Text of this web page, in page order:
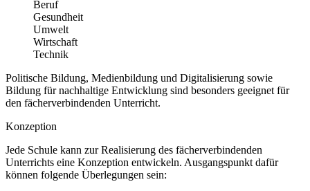
Beruf
Gesundheit
Umwelt
Wirtschaft
Technik
Politische Bildung, Medienbildung und Digitalisierung sowie
Bildung für nachhaltige Entwicklung sind besonders geeignet für
den fächerverbindenden Unterricht.
Konzeption
Jede Schule kann zur Realisierung des fächerverbindenden
Unterrichts eine Konzeption entwickeln. Ausgangspunkt dafür
können folgende Überlegungen sein: